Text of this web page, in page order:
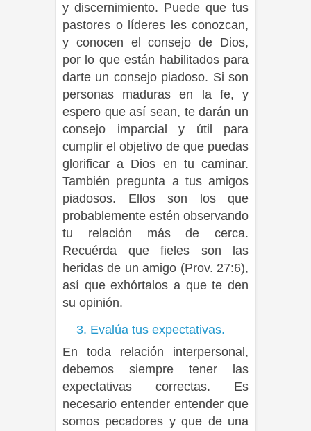
y discernimiento. Puede que tus
pastores o líderes les conozcan,
y conocen el consejo de Dios,
por lo que están habilitados para
darte un consejo piadoso. Si son
personas maduras en la fe, y
espero que así sean, te darán un
consejo imparcial y útil para
cumplir el objetivo de que puedas
glorificar a Dios en tu caminar.
También pregunta a tus amigos
piadosos. Ellos son los que
probablemente estén observando
tu relación más de cerca.
Recuérda que fieles son las
heridas de un amigo (Prov. 27:6),
así que exhórtalos a que te den
su opinión.
3. Evalúa tus expectativas.
En toda relación interpersonal,
debemos siempre tener las
expectativas correctas. Es
necesario entender entender que
somos pecadores y que de una